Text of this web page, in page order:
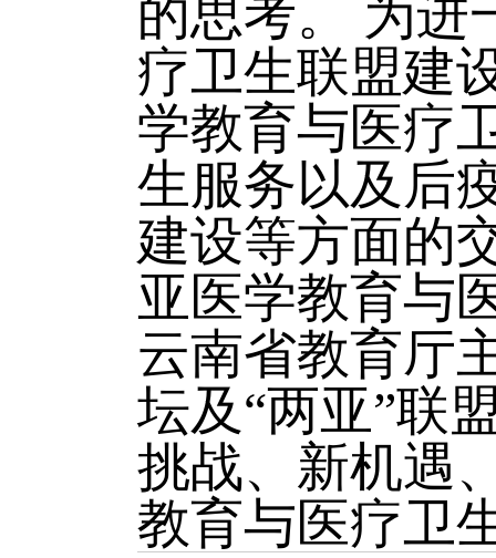
的思考。 为进
疗卫生联盟建
学教育与医疗
生服务以及后
建设等方面的
亚医学教育与
云南省教育厅
坛及“两亚”联
挑战、新机遇
教育与医疗卫